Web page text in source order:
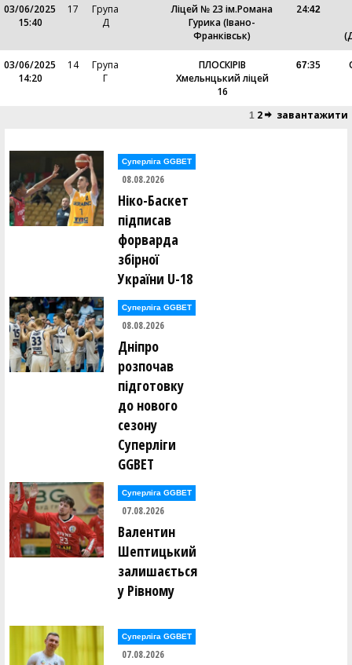
03/06/2025
15:40
17
Група
Д
Ліцей № 23 ім.Романа
Гурика (Івано-
Франківськ)
24:42
03/06/2025
14:20
14
Група
Г
ПЛОСКІРІВ
Хмельнцький ліцей
16
67:35
1 2 завантажити
Суперліга GGBET
08.08.2026
Ніко-Баскет
підписав
форварда
збірної
України U-18
Суперліга GGBET
08.08.2026
Дніпро
розпочав
підготовку
до нового
сезону
Суперліги
GGBET
Суперліга GGBET
07.08.2026
Валентин
Шептицький
залишається
у Рівному
Суперліга GGBET
07.08.2026